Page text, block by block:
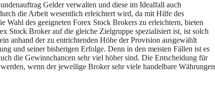
Gelder verwalten und diese im Idealfall auch
die Arbeit wesentlich erleichtert wird, da mit Hilfe des
des geeigneten Forex Stock Brokers zu erleichtern, bieten
Stock Broker auf die gleiche Zielgruppe spezialisiert ist, ist solch
anhand der zu entrichtenden Höhe der Provision ausgewählt
und seiner bisherigen Erfolge. Denn in den meisten Fällen ist es
die Gewinnchancen sehr viel höher sind. Die Entscheidung für
wenn der jeweilige Broker sehr viele handelbare Währungen